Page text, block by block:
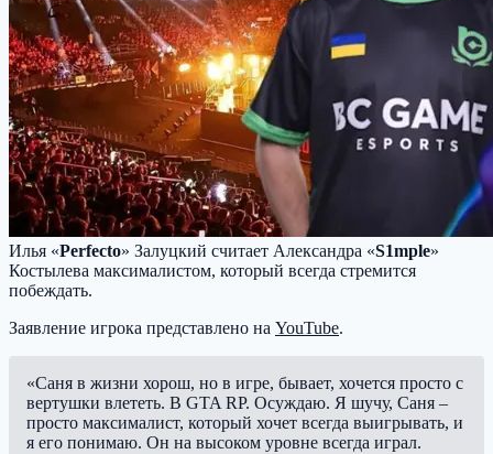
Илья «Perfecto» Залуцкий считает Александра «S1mple»
Костылева максималистом, который всегда стремится
побеждать.
Заявление игрока представлено на YouTube.
«Саня в жизни хорош, но в игре, бывает, хочется просто с
вертушки влететь. В GTA RP. Осуждаю. Я шучу, Саня –
просто максималист, который хочет всегда выигрывать, и
я его понимаю. Он на высоком уровне всегда играл.